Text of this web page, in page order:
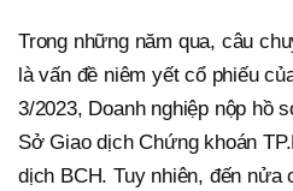
Trong những năm qua, câu
là vấn đề niêm yết cổ phiếu
3/2023, Doanh nghiệp nộp hồ
Sở Giao dịch Chứng khoán
dịch BCH. Tuy nhiên, đến nửa